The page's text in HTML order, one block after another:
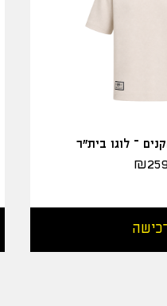
– לוגו בית"ר
₪